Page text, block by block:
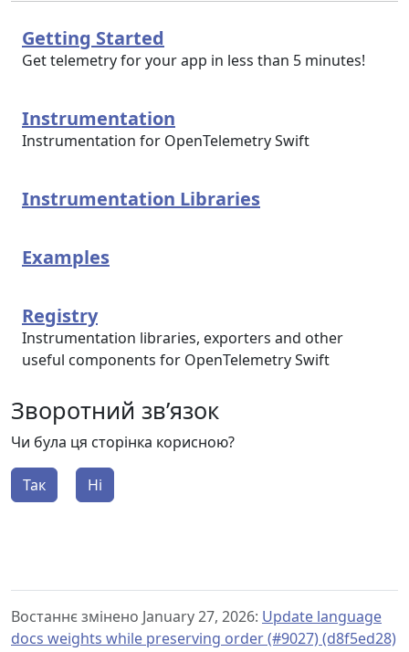
Getting Started
Get telemetry for your app in less than 5 minutes!
Instrumentation
Instrumentation for OpenTelemetry Swift
Instrumentation Libraries
Examples
Registry
Instrumentation libraries, exporters and other
useful components for OpenTelemetry Swift
Зворотний зв’язок
Чи була ця сторінка корисною?
Так Ні
Востаннє змінено January 27, 2026: Update language
docs weights while preserving order (#9027) (d8f5ed28)